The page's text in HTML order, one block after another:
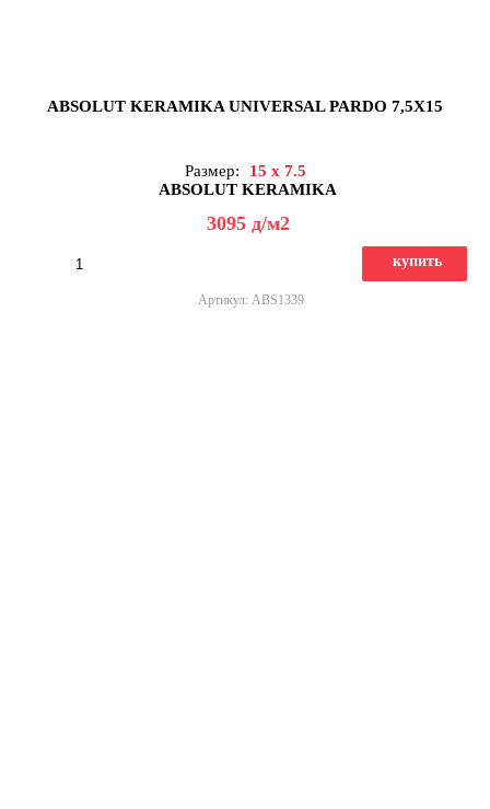
ABSOLUT KERAMIKA UNIVERSAL PARDO 7,5X15
Размер:
15 x 7.5
ABSOLUT KERAMIKA
3095 д/м2
купить
Артикул: ABS1339